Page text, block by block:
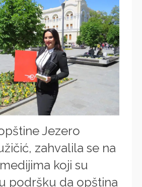
Jezero
zahvalila se na
koji su
podršku da opština